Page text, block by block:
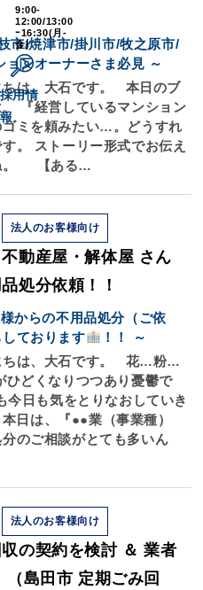
9:00-
12:00/13:00
ｰ16:30(月-
金)
採用情
報
市/焼津市/掛川市/牧之原市/
ョンオーナーさま必見 ～
ちは、大石です。 本日のブ
『経営しているマンション
ゴミを頼みたい…。どうすれ
。 ストーリー形式でお伝え
。 【ある…
法人のお客様向け
動産屋・解体屋 さん
処分依頼！！
からの不用品処分（ご依
ております
！！ ～
ちは、大石です。 花…粉…
どくなりつつあり憂鬱で
今日も気をとりなおしていき
日は、『●●業（事業種）
のご相談がとても多いん
法人のお客様向け
の契約を検討 ＆ 業者
（島田市 定期ごみ回